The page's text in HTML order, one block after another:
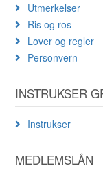
Utmerkelser
Ris og ros
Lover og regler
Personvern
INSTRUKSER
Instrukser
MEDLEMSLÅN